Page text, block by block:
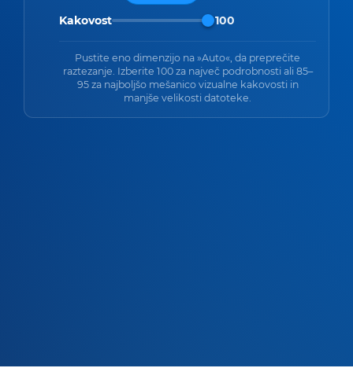
Kakovost 100
Pustite eno dimenzijo na »Auto«, da preprečite
raztezanje. Izberite 100 za največ podrobnosti ali 85–
95 za najboljšo mešanico vizualne kakovosti in
manjše velikosti datoteke.